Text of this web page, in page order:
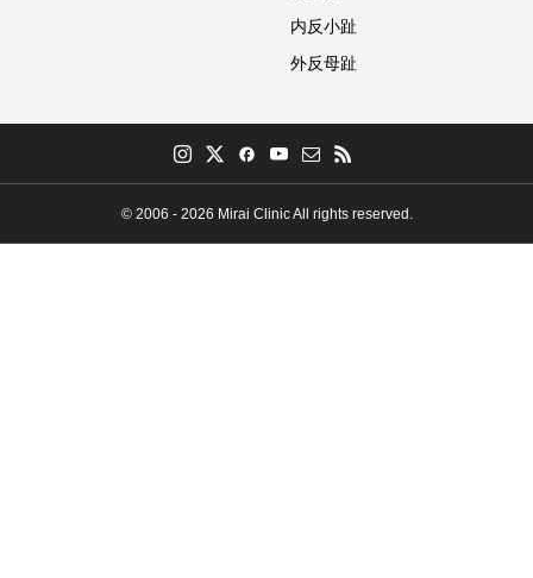
内反小趾
外反母趾
© 2006 - 2026 Mirai Clinic All rights reserved.